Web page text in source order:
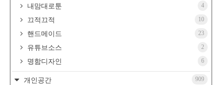
내맘대로툰 4
끄적끄적 10
핸드메이드 23
유튜브소스 2
명함디자인 6
개인공간 909